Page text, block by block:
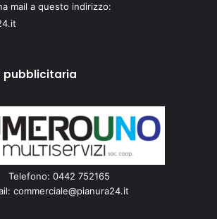
mail a questo indirizzo:
pubblicitaria
Telefono: 0442 752165
commerciale@pianura24.it